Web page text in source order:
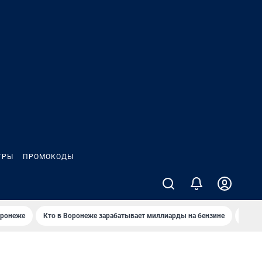
ПРОМОКОДЫ
Кто в Воронеже зарабатывает миллиарды на бензине